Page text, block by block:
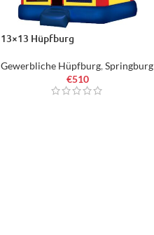
13×13 Hüpfburg
Gewerbliche Hüpfburg, Springburg
€510